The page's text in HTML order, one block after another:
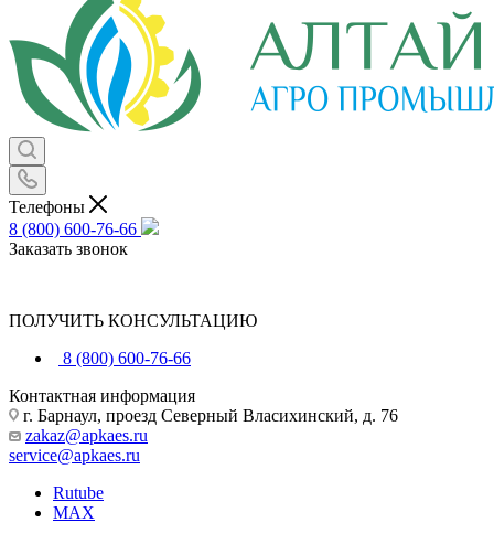
Телефоны
8 (800) 600-76-66
Заказать звонок
ПОЛУЧИТЬ КОНСУЛЬТАЦИЮ
8 (800) 600-76-66
Контактная информация
г. Барнаул, проезд Северный Власихинский, д. 76
zakaz@apkaes.ru
service@apkaes.ru
Rutube
MAX